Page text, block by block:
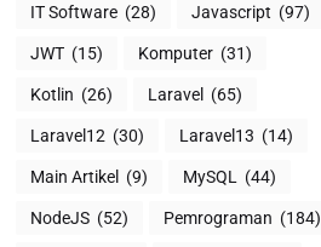
IT Software (28) Javascript (97)
JWT (15) Komputer (31)
Kotlin (26) Laravel (65)
Laravel12 (30) Laravel13 (14)
Main Artikel (9) MySQL (44)
NodeJS (52) Pemrograman (184)